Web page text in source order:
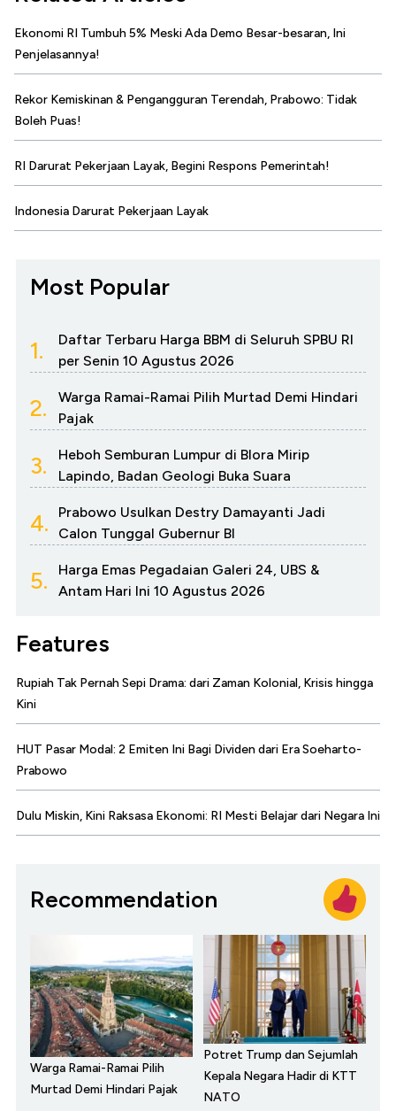
Ekonomi RI Tumbuh 5% Meski Ada Demo Besar-besaran, Ini
Penjelasannya!
Rekor Kemiskinan & Pengangguran Terendah, Prabowo: Tidak
Boleh Puas!
RI Darurat Pekerjaan Layak, Begini Respons Pemerintah!
Indonesia Darurat Pekerjaan Layak
Most Popular
1.
Daftar Terbaru Harga BBM di Seluruh SPBU RI
per Senin 10 Agustus 2026
2.
Warga Ramai-Ramai Pilih Murtad Demi Hindari
Pajak
3.
Heboh Semburan Lumpur di Blora Mirip
Lapindo, Badan Geologi Buka Suara
4.
Prabowo Usulkan Destry Damayanti Jadi
Calon Tunggal Gubernur BI
5.
Harga Emas Pegadaian Galeri 24, UBS &
Antam Hari Ini 10 Agustus 2026
Features
Rupiah Tak Pernah Sepi Drama: dari Zaman Kolonial, Krisis hingga
Kini
HUT Pasar Modal: 2 Emiten Ini Bagi Dividen dari Era Soeharto-
Prabowo
Dulu Miskin, Kini Raksasa Ekonomi: RI Mesti Belajar dari Negara Ini
Recommendation
Warga Ramai-Ramai Pilih
Murtad Demi Hindari Pajak
Potret Trump dan Sejumlah
Kepala Negara Hadir di KTT
NATO